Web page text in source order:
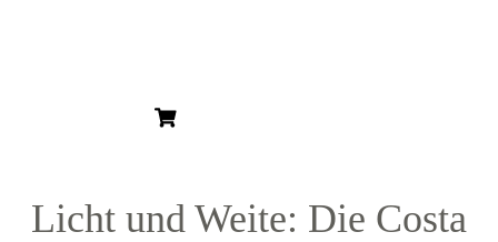
KUNSTDRUCKE
Licht und Weite: Die Costa